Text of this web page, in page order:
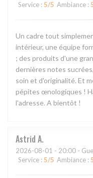
Service : 5/5 Ambiance :
Un cadre tout
intérieur, une équipe
; des produits d'une
dernières notes
soin et d'originalité. Et
pépites œnologiques !
l'adresse. A bientôt !
Astrid A
2026-08-01 - 20:00 -
Service : 5/5 Ambiance :